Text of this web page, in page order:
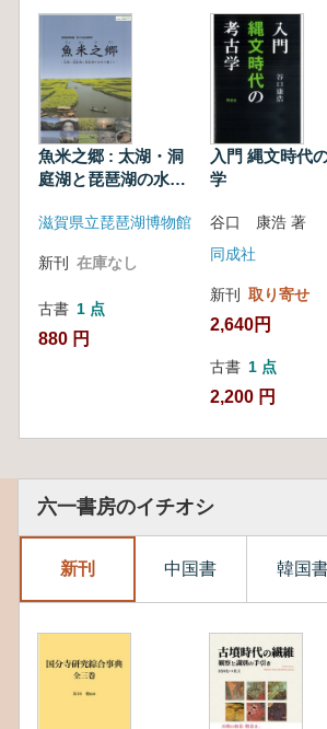
魚米之郷 : 太湖・洞
庭湖と琵琶湖の水辺
滋賀県立琵琶湖博物館
新刊 在庫なし
古書 1 点
880 円
入門 縄文時代
学
谷口 康浩 著
同成社
新刊 取り寄せ
2,640円
古書 1 点
2,200 円
六一書房のイチオシ
新刊 中国書 韓国